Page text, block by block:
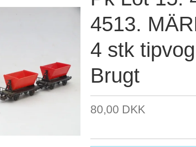
4513.
4 stk
Brugt
80,00 DKK